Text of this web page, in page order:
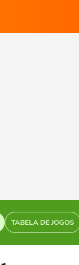
TABELA DE JOGOS